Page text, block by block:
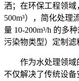
洒；在环保工程领
500m³），简化处理
量 10-200m³/h 的多
污染物类型）定制滤
作为水处理领域
不仅解决了传统设